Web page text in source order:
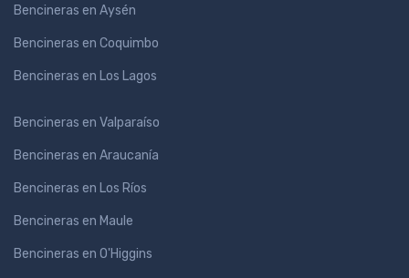
Bencineras en Aysén
Bencineras en Coquimbo
Bencineras en Los Lagos
Bencineras en Valparaíso
Bencineras en Araucanía
Bencineras en Los Ríos
Bencineras en Maule
Bencineras en O'Higgins